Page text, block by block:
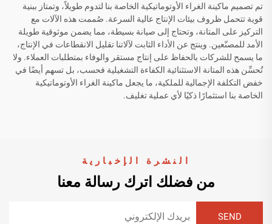
تم تصميم ماكينة الغراء الأوتوماتيكية الخاصة بنا لتدوم طويلاً، وتمتاز ببنية
قوية تتحمل ظروف بيئات الإنتاج عالية السرعة. صُممت هذه الآلات مع
التركيز على المتانة، وتحتاج إلى صيانة بسيطة، مما يضمن موثوقية طويلة
الأمد للمصنّعين. وينتج عن الأداء الثابت لآلاتنا تقليل الانقطاعات في الإنتاج،
ما يسمح للشركات بالحفاظ على إنتاج مستقر والوفاء بمتطلبات العملاء. ولا
تُحسِّن هذه المتانة الاستثنائية الكفاءة التشغيلية فحسب، بل تسهم أيضًا في
خفض التكلفة الإجمالية للملكية، ما يجعل ماكينة الغراء الأوتوماتيكية
الخاصة بنا استثمارًا ذكيًا لأي عملية تغليف.
النشرة الإخبارية
من فضلك اترك رسالة معنا